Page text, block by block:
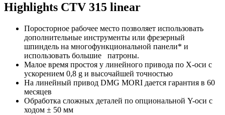
Highlights CTV 315 linear
Поросторное рабочее место позволяет использовать
дополнительные инструменты или фрезерный
шпиндель на многофункциональной панели* и
использовать большие патроны.
Малое время простоя у линейного привода по X-оси с
ускорением 0,8 g и высочайшей точностью
На линейный привод DMG MORI дается гарантия в 60
месяцев
Обработка сложных деталей по опциональной Y-оси с
ходом ± 50 мм